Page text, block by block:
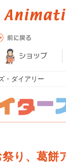
・ダイアリー
り、葛餅